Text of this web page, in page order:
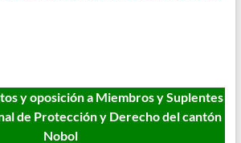
y oposición a Miembros y Suplentes
de Protección y Derecho del cantón
Nobol